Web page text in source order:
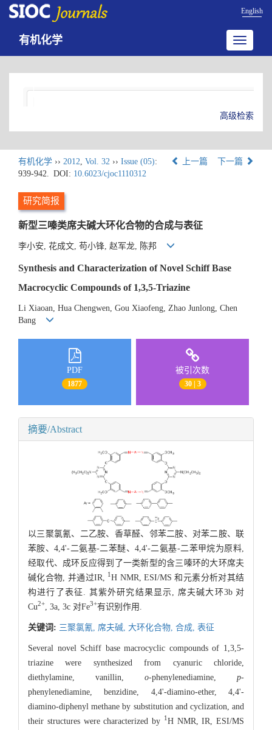
English
Toggle
有机化学
高级检索
有机化学 ›› 2012, Vol. 32 ›› Issue (05):
939-942. DOI: 10.6023/cjoc1110312
上一篇 下一篇
研究简报
新型三嗪类席夫碱大环化合物的合成与表征
李小安, 花成文, 苟小锋, 赵军龙, 陈邦
Synthesis and Characterization of Novel Schiff Base
Macrocyclic Compounds of 1,3,5-Triazine
Li Xiaoan, Hua Chengwen, Gou Xiaofeng, Zhao Junlong, Chen
Bang
PDF
1877
被引次数
30 | 3
摘要/Abstract
以三聚氯氰、二乙胺、香草醛、邻苯二胺、对苯二胺、联
苯胺、4,4'-二氨基-二苯醚、4,4'-二氨基-二苯甲烷为原料,
经取代、成环反应得到了一类新型的含三嗪环的大环席夫
碱化合物, 并通过IR,
1H NMR, ESI/MS 和元素分析对其结
构进行了表征. 其紫外研究结果显示, 席夫碱大环3b 对
Cu2+ , 3a, 3c 对Fe3+有识别作用.
关键词: 三聚氯氰, 席夫碱, 大环化合物, 合成, 表征
Several novel Schiff base macrocyclic compounds of 1,3,5-
triazine were synthesized from cyanuric chloride,
diethylamine, vanillin, o-phenylenediamine, p-
phenylenediamine, benzidine, 4,4'-diamino-ether, 4,4'-
diamino-diphenyl methane by substitution and cyclization, and
their structures were characterized by
1H NMR, IR, ESI/MS